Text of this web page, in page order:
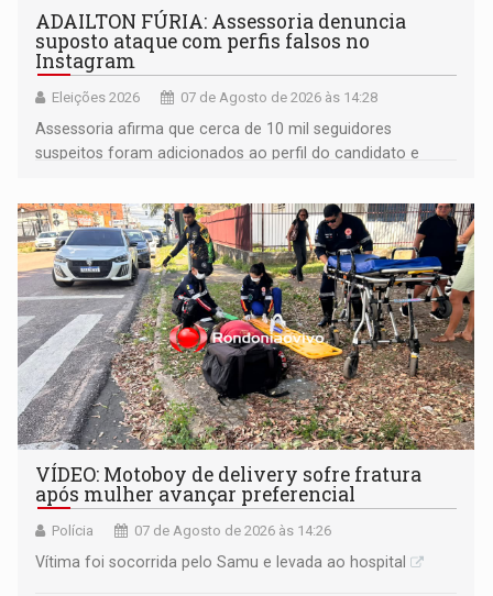
ADAILTON FÚRIA: Assessoria denuncia
suposto ataque com perfis falsos no
Instagram
Eleições 2026 07 de Agosto de 2026 às 14:28
Assessoria afirma que cerca de 10 mil seguidores
suspeitos foram adicionados ao perfil do candidato e
remover as contas
VÍDEO: Motoboy de delivery sofre fratura
após mulher avançar preferencial
Polícia 07 de Agosto de 2026 às 14:26
Vítima foi socorrida pelo Samu e levada ao hospital